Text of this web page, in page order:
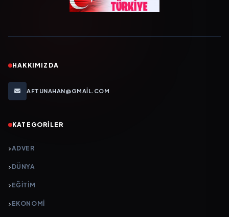
HAKKIMIZDA
AFTUNAHAN@GMAIL.COM
KATEGORILER
ADVER
DÜNYA
EĞİTİM
EKONOMİ